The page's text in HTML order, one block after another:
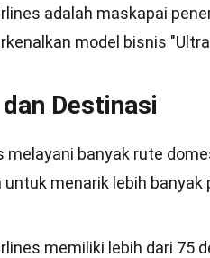
adalah maskapai
model bisnis
Destinasi
melayani banyak rute
untuk menarik lebih banyak
memiliki lebih dari 75